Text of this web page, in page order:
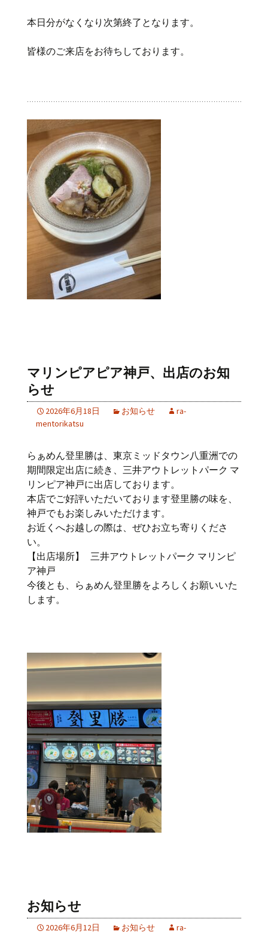
本日分がなくなり次第終了となります。
皆様のご来店をお待ちしております。
マリンピアピア神戸、出店のお知
らせ
2026年6月18日 お知らせ
ra-
mentorikatsu
らぁめん登里勝は、東京ミッドタウン八重洲での
期間限定出店に続き、三井アウトレットパーク マ
リンピア神戸に出店しております。
本店でご好評いただいております登里勝の味を、
神戸でもお楽しみいただけます。
お近くへお越しの際は、ぜひお立ち寄りくださ
い。
【出店場所】 三井アウトレットパーク マリンピ
ア神戸
今後とも、らぁめん登里勝をよろしくお願いいた
します。
お知らせ
2026年6月12日 お知らせ ra-